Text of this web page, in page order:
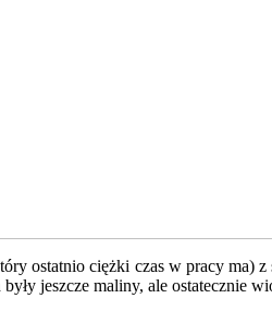
ostatnio ciężki czas w pracy ma)
jeszcze maliny, ale ostatecznie